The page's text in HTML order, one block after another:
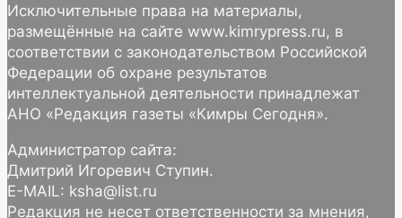
Исключительные права на материалы,
размещённые на сайте www.kimrypress.ru, в
соответствии с законодательством Российской
Федерации об охране результатов
интеллектуальной деятельности принадлежат
АНО «Редакция газеты «Кимры Сегодня».
Администратор сайта:
Дмитрий Игоревич Ступин.
E-MAIL: ksha@list.ru
Редакция не несет ответственности за мнения,